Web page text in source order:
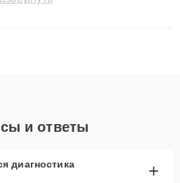
лет. Наши мастера решают
и ответы
диагностика
+